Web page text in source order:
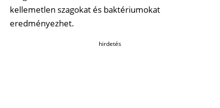
kellemetlen szagokat és baktériumokat
eredményezhet.
hirdetés